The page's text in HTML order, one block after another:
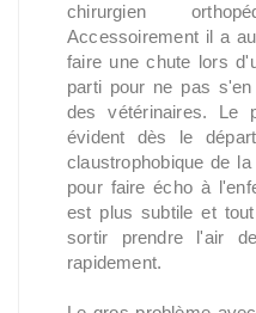
chirurgien
Accessoirement il a
faire une chute lors
parti pour ne pas
des vétérinaires. Le
évident dès le
claustrophobique de
pour faire écho à
est plus subtile et
sortir prendre l'air
rapidement.